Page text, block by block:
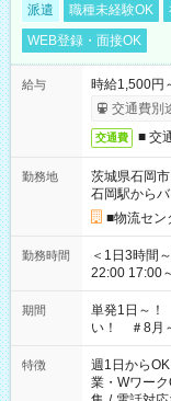
派遣 職種未経験OK
WEB登録・面接OK
給与
時給1,500円
交通費別
交通費 ■ 交
勤務地
茨城県石岡市
石岡駅から
■物流セ
勤務時間
＜1日3時間～OK！＞ ▼ 例えば… ▼
22:00 17:00～22:00 など こちら
ださい！
期間
単発1日～！
い！ ＃8月
特徴 週1日からOK
業・Wワー